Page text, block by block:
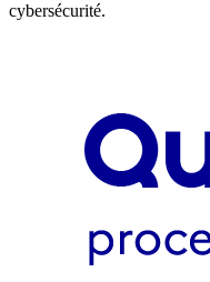
cybersécurité.